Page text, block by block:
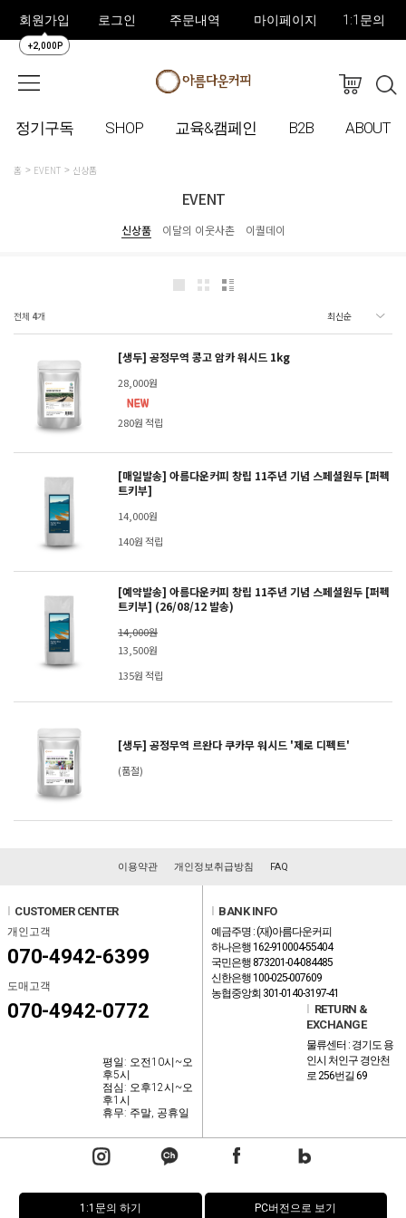
회원가입
+2,000P
로그인 주문내역 마이페이지 1:1문의
정기구독 SHOP 교육&캠페인 B2B ABOUT
홈 EVENT 신상품
EVENT
신상품 이달의 이웃사촌 이퀄데이
전체 4개
[생두] 공정무역 콩고 암카 워시드 1kg
28,000원
280원 적립
[매일발송] 아름다운커피 창립 11주년 기념 스페셜원두 [퍼펙
트키부]
14,000원
140원 적립
[예약발송] 아름다운커피 창립 11주년 기념 스페셜원두 [퍼펙
트키부] (26/08/12 발송)
14,000원
13,500원
135원 적립
[생두] 공정무역 르완다 쿠카무 워시드 '제로 디펙트'
(품절)
이용약관 개인정보취급방침 FAQ
CUSTOMER CENTER
개인고객
070-4942-6399
도매고객
070-4942-0772
평일: 오전10시~오
후5시
점심: 오후12시~오
후1시
휴무: 주말, 공휴일
BANK INFO
예금주명 : (재)아름다운커피
하나은행 162-910004-55404
국민은행 873201-04-084485
신한은행 100-025-007609
농협중앙회 301-0140-3197-41
RETURN &
EXCHANGE
물류센터 : 경기도 용
인시 처인구 경안천
로 256번길 69
1:1문의 하기 PC버전으로 보기